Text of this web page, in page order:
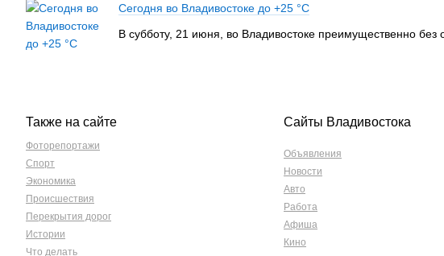
Сегодня во Владивостоке до +25 °C
В субботу, 21 июня, во Владивостоке преимущественно без
Также на сайте
Фоторепортажи
Спорт
Экономика
Происшествия
Перекрытия дорог
Истории
Что делать
Сайты Владивостока
Объявления
Новости
Авто
Работа
Афиша
Кино